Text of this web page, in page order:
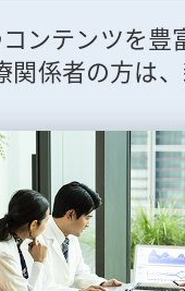
ンテンツを豊
係者の方は